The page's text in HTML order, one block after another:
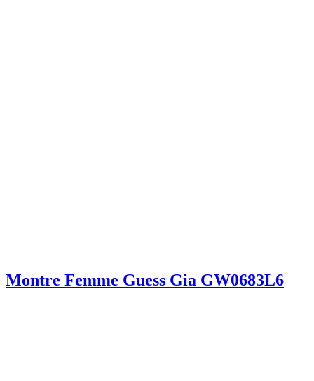
Montre Femme Guess Gia GW0683L6